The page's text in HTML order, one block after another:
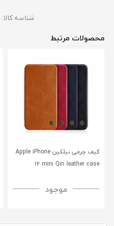
شناسه کالا:
محصولات مرتبط
کیف چرمی نیلکین Apple iPhone
12 mini Qin leather case
موجود